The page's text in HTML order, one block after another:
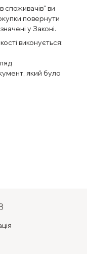
споживачів" ви
повернути
у Законі.
виконується:
який було